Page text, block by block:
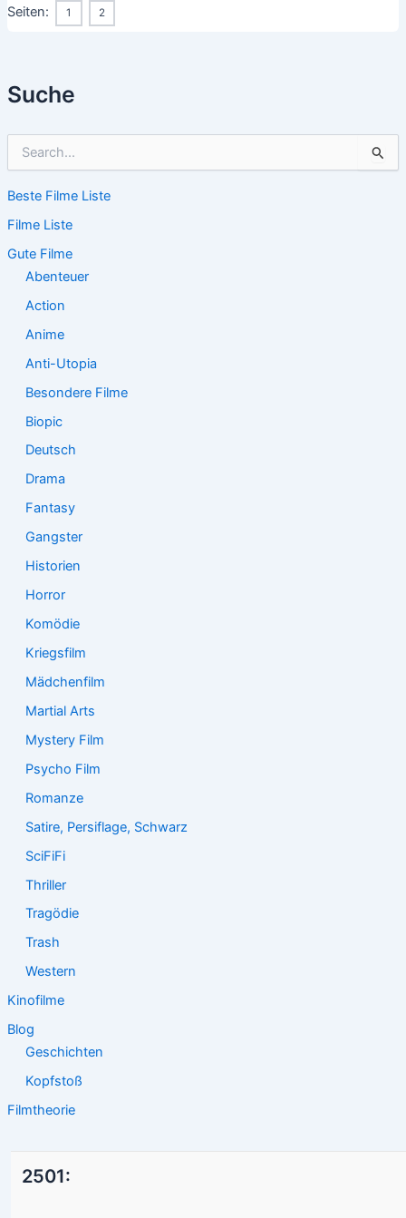
Suche
h
n
n
Beste Filme Liste
Filme Liste
Gute Filme
Abenteuer
Action
Anime
Anti-Utopia
Besondere Filme
Biopic
Deutsch
Drama
Fantasy
Gangster
Historien
Horror
Komödie
Kriegsfilm
Mädchenfilm
Martial Arts
Mystery Film
Psycho Film
Romanze
Satire, Persiflage, Schwarz
SciFiFi
Thriller
Tragödie
Trash
Western
Kinofilme
Blog
Geschichten
Kopfstoß
Filmtheorie
Seiten: 1 2
2501: